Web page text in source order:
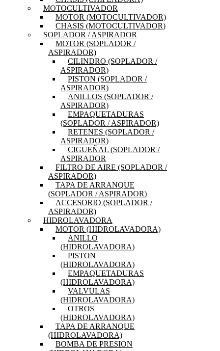
MOTOCULTIVADOR
MOTOR (MOTOCULTIVADOR)
CHASIS (MOTOCULTIVADOR)
SOPLADOR / ASPIRADOR
MOTOR (SOPLADOR /
ASPIRADOR)
CILINDRO (SOPLADOR /
ASPIRADOR)
PISTON (SOPLADOR /
ASPIRADOR)
ANILLOS (SOPLADOR /
ASPIRADOR)
EMPAQUETADURAS
(SOPLADOR / ASPIRADOR)
RETENES (SOPLADOR /
ASPIRADOR)
CIGUEÑAL (SOPLADOR /
ASPIRADOR
FILTRO DE AIRE (SOPLADOR /
ASPIRADOR)
TAPA DE ARRANQUE
(SOPLADOR / ASPIRADOR)
ACCESORIO (SOPLADOR /
ASPIRADOR)
HIDROLAVADORA
MOTOR (HIDROLAVADORA)
ANILLO
(HIDROLAVADORA)
PISTON
(HIDROLAVADORA)
EMPAQUETADURAS
(HIDROLAVADORA)
VALVULAS
(HIDROLAVADORA)
OTROS
(HIDROLAVADORA)
TAPA DE ARRANQUE
(HIDROLAVADORA)
BOMBA DE PRESION